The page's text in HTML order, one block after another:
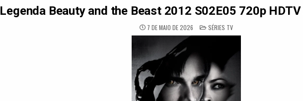
Legenda Beauty and the Beast 2012 S02E05 720p
7 DE MAIO DE 2026 POSTED
IN
SÉRIES TV